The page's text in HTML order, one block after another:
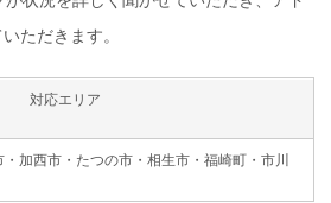
ただきます。
対応エリア
加西市・たつの市・相生市・福崎町・市川